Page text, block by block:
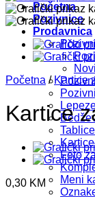
Početna
Pozivnice
Prodavnica
Foto
Meni
Početna / Kartice
Kartice
0,30 KM